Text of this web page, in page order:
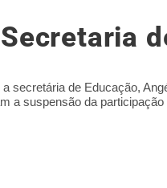
Secretaria
a secretária de Educação,
a suspensão da participação